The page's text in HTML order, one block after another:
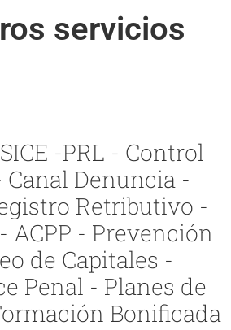
servicios
-PRL - Control
Denuncia -
Retributivo -
ACPP - Prevención
de Capitales -
Penal - Planes de
Bonificada